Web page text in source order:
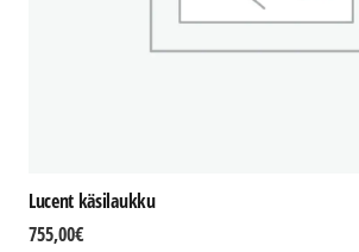
Lucent käsilaukku
755,00€